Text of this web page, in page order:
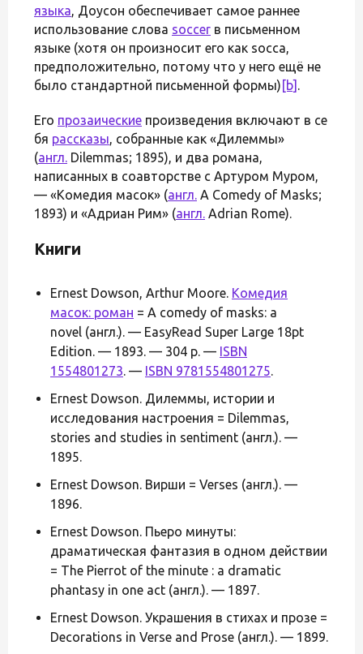
языка, Доусон обеспечивает самое раннее
использование слова soccer в письменном
языке (хотя он произносит его как socca,
предположительно, потому что у него ещё не
было стандартной письменной формы) [b] .
Его прозаические произведения включают в се
бя рассказы, собранные как «Дилеммы»
(англ. Dilemmas; 1895), и два романа,
написанных в соавторстве с Артуром Муром,
— «Комедия масок» (англ. A Comedy of Masks;
1893) и «Адриан Рим» (англ. Adrian Rome).
Книги
Ernest Dowson, Arthur Moore. Комедия
масок: роман = A comedy of masks: a
novel (англ.). — EasyRead Super Large 18pt
Edition. — 1893. — 304 p. — ISBN
1554801273. — ISBN 9781554801275.
Ernest Dowson. Дилеммы, истории и
исследования настроения = Dilemmas,
stories and studies in sentiment (англ.). —
1895.
Ernest Dowson. Вирши = Verses (англ.). —
1896.
Ernest Dowson. Пьеро минуты:
драматическая фантазия в одном действии
= The Pierrot of the minute : a dramatic
phantasy in one act (англ.). — 1897.
Ernest Dowson. Украшения в стихах и прозе =
Decorations in Verse and Prose (англ.). — 1899.